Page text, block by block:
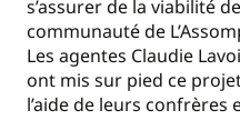
s’assurer de la viabilité
communauté de
Les agentes Claudie
ont mis sur pied ce
l’aide de leurs